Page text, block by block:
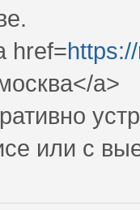
href=
a>
или с